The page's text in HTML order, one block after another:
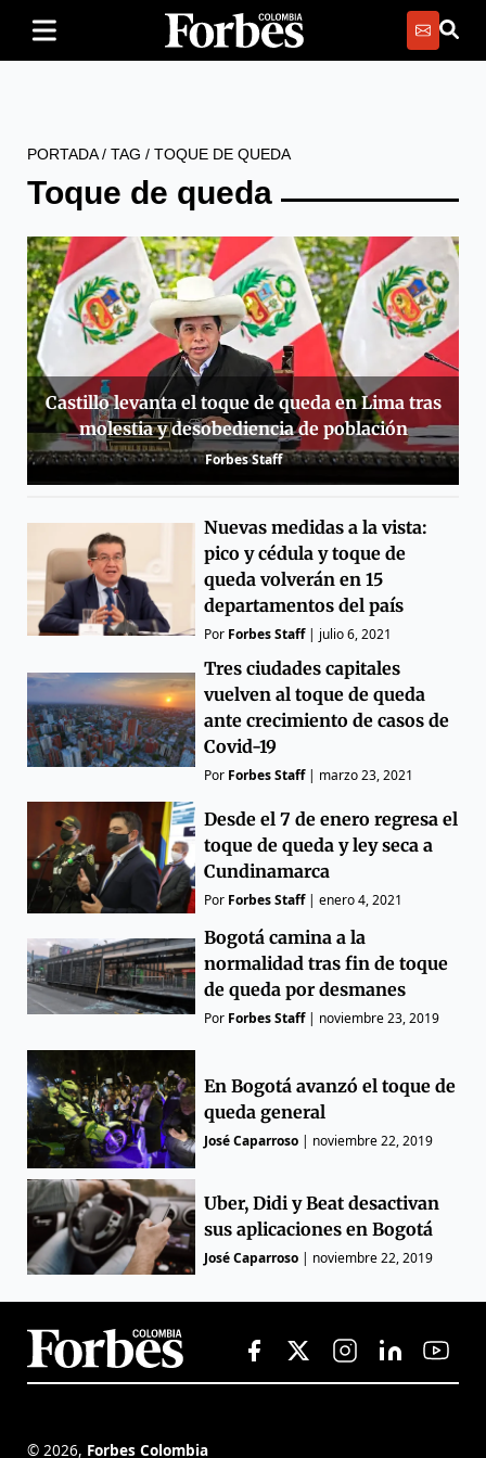
PORTADA/ TAG / TOQUE DE QUEDA
Toque de queda
Castillo levanta el toque de queda en Lima tras
molestia y desobediencia de población
Forbes Staff
Nuevas medidas a la vista:
pico y cédula y toque de
queda volverán en 15
departamentos del país
Por Forbes Staff| julio 6, 2021
Tres ciudades capitales
vuelven al toque de queda
ante crecimiento de casos de
Covid-19
Por Forbes Staff| marzo 23, 2021
Desde el 7 de enero regresa el
toque de queda y ley seca a
Cundinamarca
Por Forbes Staff|enero 4, 2021
Bogotá camina a la
normalidad tras fin de toque
de queda por desmanes
Por Forbes Staff| noviembre 23, 2019
En Bogotá avanzó el toque de
queda general
José Caparroso | noviembre 22, 2019
Uber, Didi y Beat desactivan
sus aplicaciones en Bogotá
José Caparroso | noviembre 22, 2019
© 2026, Forbes Colombia